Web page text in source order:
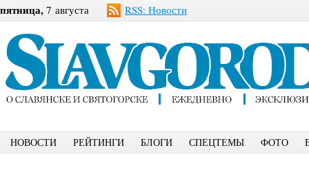
пятница, 7 августа RSS: Новости
НОВОСТИ РЕЙТИНГИ БЛОГИ СПЕЦТЕМЫ ФОТО